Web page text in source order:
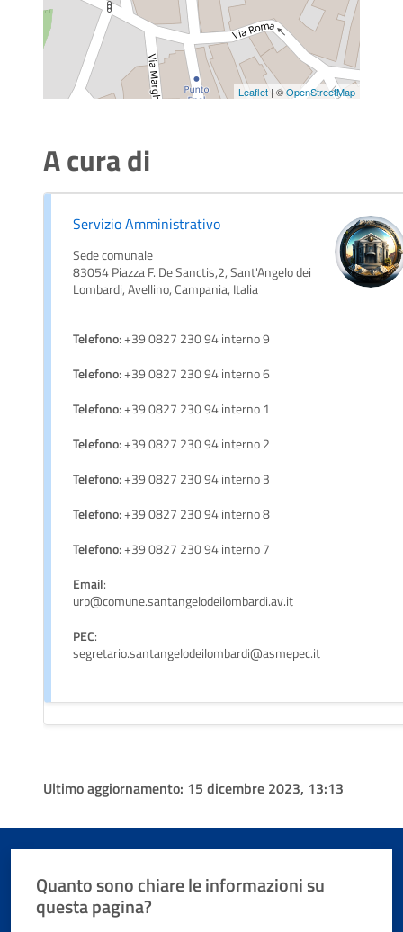
Leaflet | ©OpenStreetMap
A cura di
Servizio Amministrativo
Sede comunale
83054 Piazza F. De Sanctis,2, Sant'Angelo dei
Lombardi, Avellino, Campania, Italia
Telefono: +39 0827 230 94 interno 9
Telefono: +39 0827 230 94 interno 6
Telefono: +39 0827 230 94 interno 1
Telefono: +39 0827 230 94 interno 2
Telefono: +39 0827 230 94 interno 3
Telefono: +39 0827 230 94 interno 8
Telefono: +39 0827 230 94 interno 7
Email:
urp@comune.santangelodeilombardi.av.it
PEC:
segretario.santangelodeilombardi@asmepec.it
Ultimo aggiornamento: 15 dicembre 2023, 13:13
Quanto sono chiare le informazioni su
questa pagina?